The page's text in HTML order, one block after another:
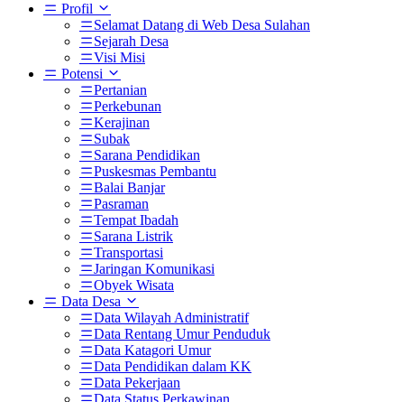
Profil
Selamat Datang di Web Desa Sulahan
Sejarah Desa
Visi Misi
Potensi
Pertanian
Perkebunan
Kerajinan
Subak
Sarana Pendidikan
Puskesmas Pembantu
Balai Banjar
Pasraman
Tempat Ibadah
Sarana Listrik
Transportasi
Jaringan Komunikasi
Obyek Wisata
Data Desa
Data Wilayah Administratif
Data Rentang Umur Penduduk
Data Katagori Umur
Data Pendidikan dalam KK
Data Pekerjaan
Data Status Perkawinan